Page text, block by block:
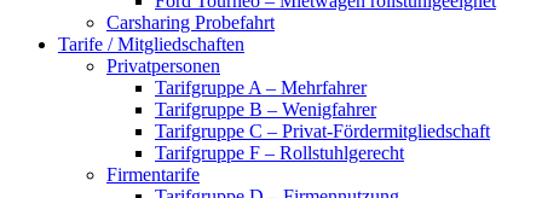
Carsharing Probefahrt
Tarife / Mitgliedschaften
Privatpersonen
Tarifgruppe A – Mehrfahrer
Tarifgruppe B – Wenigfahrer
Tarifgruppe C – Privat-Fördermitgliedschaft
Tarifgruppe F – Rollstuhlgerecht
Firmentarife